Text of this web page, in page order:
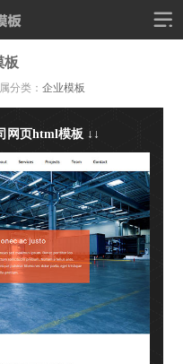
板
分类： 企业模板
网页html模板 ↓↓